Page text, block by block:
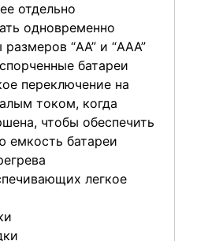
отдельно
одновременно
“AA” и “AAA”
батареи
переключение на
током, когда
чтобы обеспечить
емкость батареи
легкое